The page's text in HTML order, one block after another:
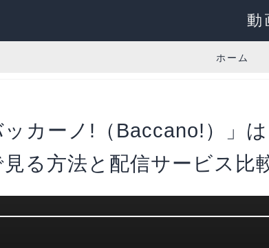
動
ホーム
ッカーノ!（Baccano!）」
る方法と配信サービス比